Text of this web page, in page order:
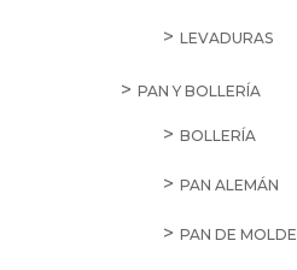
LEVADURAS
PAN Y BOLLERÍA
BOLLERÍA
PAN ALEMÁN
PAN DE MOLDE